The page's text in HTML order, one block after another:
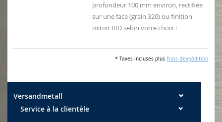
profondeur 100 mm environ, rectifiée
sur une face (grain 320) ou finition
miroir IIID selon votre choix :
* Taxes incluses plus Frais d'expédition
Versandmetall
Service à la clientèle